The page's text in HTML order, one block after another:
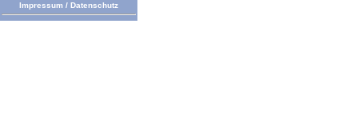
Impressum / Datenschutz